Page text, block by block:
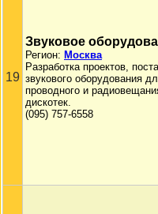
19
Звуковое
Регион: Москва
Разработка проектов,
звукового оборудования
проводного и
дискотек.
(095) 757-6558